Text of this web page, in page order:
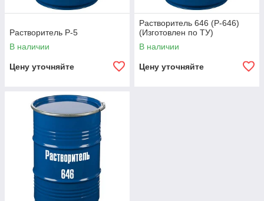
Растворитель Р-5
В наличии
Цену уточняйте
Растворитель 646 (Р-646)
(Изготовлен по ТУ)
В наличии
Цену уточняйте